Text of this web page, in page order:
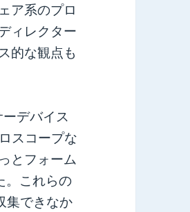
ア系のプロ
ィレクター
的な観点も
デバイス
スコープな
とフォーム
。これらの
集できなか